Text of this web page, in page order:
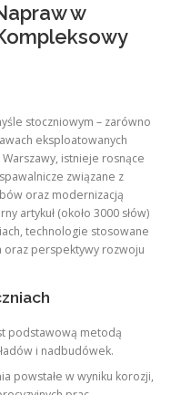
w
stoczniowym – zarówno
eksploatowanych
istnieje rosnące
związane z
oraz modernizacją
artykuł (około 3000 słów)
technologie stosowane
oraz perspektywy rozwoju
podstawową metodą
i nadbudówek.
powstałe w wyniku korozji,